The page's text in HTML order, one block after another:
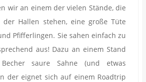
wir an einem der vielen Stände, die
der Hallen stehen, eine große Tüte
Pfifferlingen. Sie sahen einfach zu
aus! Dazu an einem Stand
saure Sahne (und etwas
der eignet sich auf einem Roadtrip